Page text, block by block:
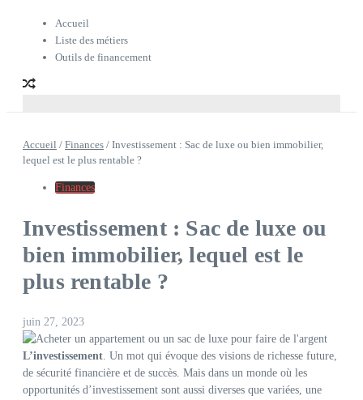
Accueil
Liste des métiers
Outils de financement
Accueil / Finances / Investissement : Sac de luxe ou bien immobilier,
lequel est le plus rentable ?
Finances
Investissement : Sac de luxe ou
bien immobilier, lequel est le
plus rentable ?
juin 27, 2023
L’investissement. Un mot qui évoque des visions de richesse future,
de sécurité financière et de succès. Mais dans un monde où les
opportunités d’investissement sont aussi diverses que variées, une